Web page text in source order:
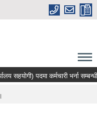
सहयोगी) पदमा कर्मचारी भर्ना सम्बन्धी